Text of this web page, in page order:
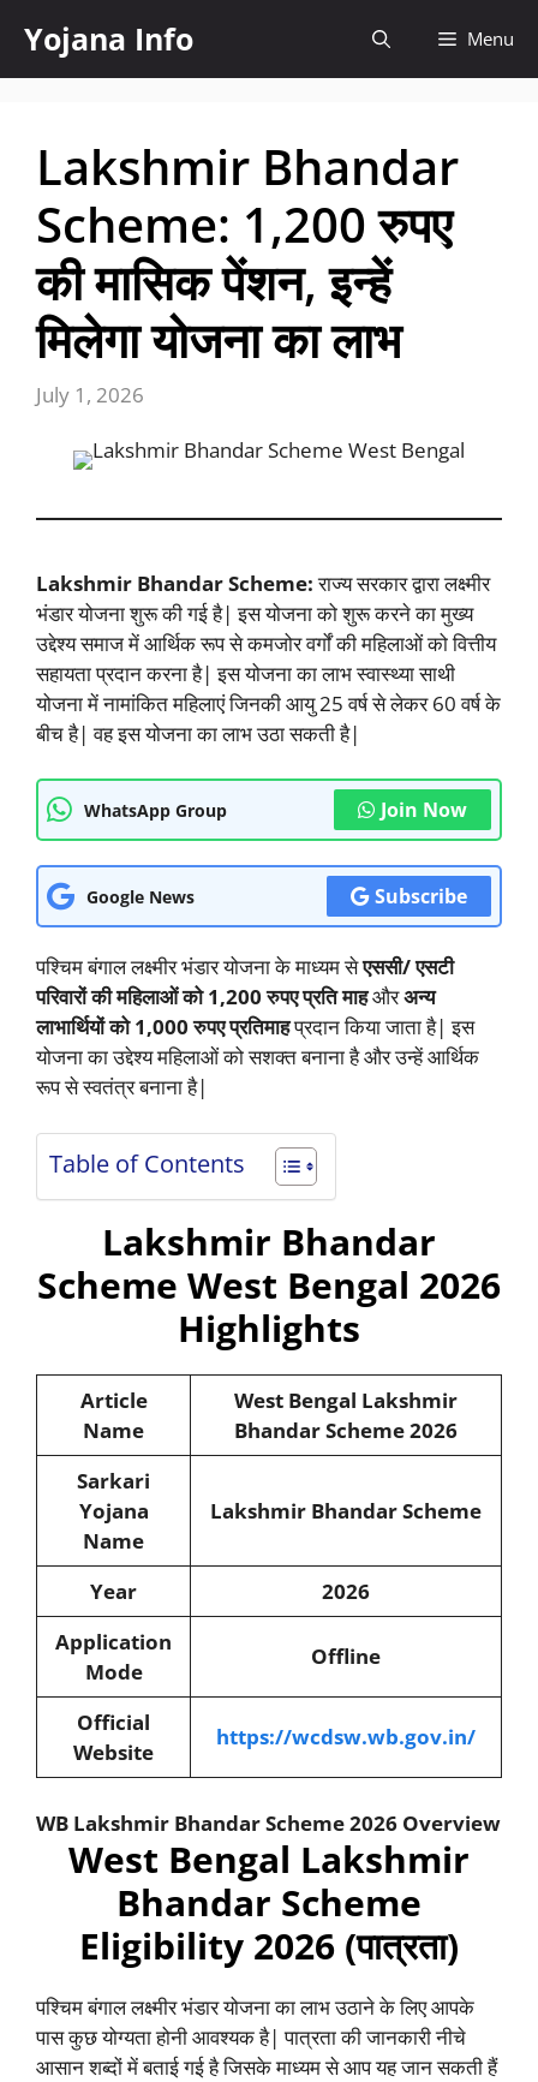
content
Yojana Info Menu
Lakshmir Bhandar
Scheme: 1,200 रुपए
की मासिक पेंशन, इन्हें
मिलेगा योजना का लाभ
July 1, 2026
Lakshmir Bhandar Scheme:राज्य सरकार द्वारा लक्ष्मीर
भंडार योजना शुरू की गई है| इस योजना को शुरू करने का मुख्य
उद्देश्य समाज में आर्थिक रूप से कमजोर वर्गों की महिलाओं को वित्तीय
सहायता प्रदान करना है| इस योजना का लाभ स्वास्थ्या साथी
योजना में नामांकित महिलाएं जिनकी आयु 25 वर्ष से लेकर 60 वर्ष के
बीच है| वह इस योजना का लाभ उठा सकती है|
WhatsApp Group Join Now
Google News Subscribe
पश्चिम बंगाल लक्ष्मीर भंडार योजना के माध्यम सेएससी/ एसटी
परिवारों की महिलाओं को 1,200 रुपए प्रति माहऔरअन्य
लाभार्थियों को 1,000 रुपए प्रतिमाहप्रदान किया जाता है| इस
योजना का उद्देश्य महिलाओं को सशक्त बनाना है और उन्हें आर्थिक
रूप से स्वतंत्र बनाना है|
Table of Contents
Lakshmir Bhandar
Scheme West Bengal 2026
Highlights
Article
Name
West Bengal Lakshmir
Bhandar Scheme 2026
Sarkari
Yojana
Name
Lakshmir Bhandar Scheme
Year
2026
Application
Mode
Offline
Official
Website
https://wcdsw.wb.gov.in/
WB Lakshmir Bhandar Scheme 2026 Overview
West Bengal Lakshmir
Bhandar Scheme
Eligibility 2026 (पात्रता)
पश्चिम बंगाल लक्ष्मीर भंडार योजना का लाभ उठाने के लिए आपके
पास कुछ योग्यता होनी आवश्यक है| पात्रता की जानकारी नीचे
आसान शब्दों में बताई गई है जिसके माध्यम से आप यह जान सकती हैं